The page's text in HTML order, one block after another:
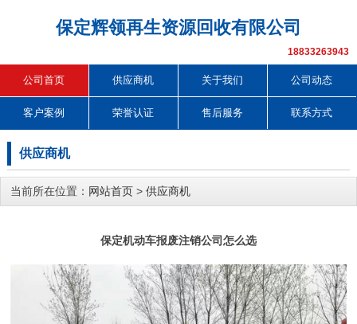
保定辉领再生资源回收有限公司
18833263943
公司首页 供应商机 关于我们 公司动态
客户案例 荣誉认证 售后服务 联系方式
供应商机
当前所在位置： 网站首页 > 供应商机
保定机动车报废注销公司怎么选